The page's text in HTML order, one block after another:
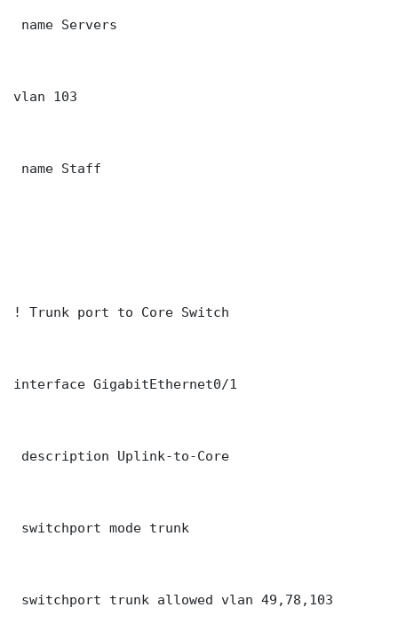
name Servers
vlan 103
name Staff
! Trunk port to Core Switch
interface GigabitEthernet0/1
description Uplink-to-Core
switchport mode trunk
switchport trunk allowed vlan 49,78,103